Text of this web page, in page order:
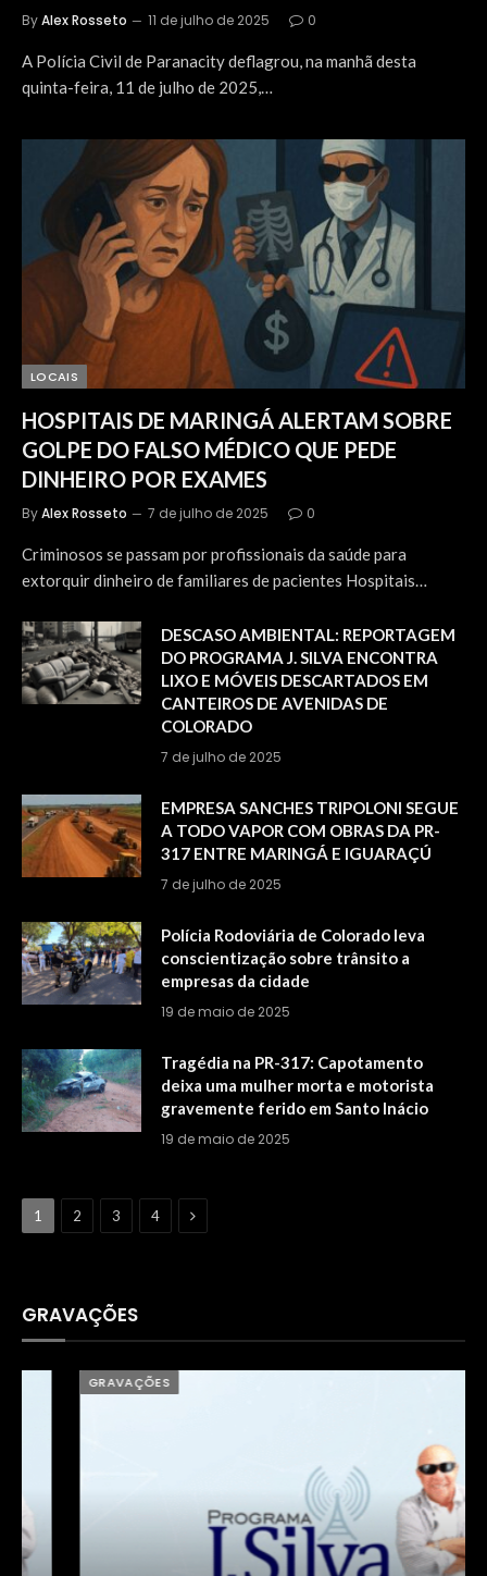
ByAlex Rosseto 11 de julho de 2025 0
A Polícia Civil de Paranacity deflagrou, na manhã desta
quinta-feira, 11 de julho de 2025,…
LOCAIS
HOSPITAIS DE MARINGÁ ALERTAM SOBRE
GOLPE DO FALSO MÉDICO QUE PEDE
DINHEIRO POR EXAMES
ByAlex Rosseto 7 de julho de 2025 0
Criminosos se passam por profissionais da saúde para
extorquir dinheiro de familiares de pacientes Hospitais…
DESCASO AMBIENTAL: REPORTAGEM
DO PROGRAMA J. SILVA ENCONTRA
LIXO E MÓVEIS DESCARTADOS EM
CANTEIROS DE AVENIDAS DE
COLORADO
7 de julho de 2025
EMPRESA SANCHES TRIPOLONI SEGUE
A TODO VAPOR COM OBRAS DA PR-
317 ENTRE MARINGÁ E IGUARAÇÚ
7 de julho de 2025
Polícia Rodoviária de Colorado leva
conscientização sobre trânsito a
empresas da cidade
19 de maio de 2025
Tragédia na PR-317: Capotamento
deixa uma mulher morta e motorista
gravemente ferido em Santo Inácio
19 de maio de 2025
1 2 3 4 Next
GRAVAÇÕES
GRAVAÇÕES